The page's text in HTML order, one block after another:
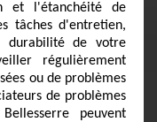
et l'étanchéité de
tâches d'entretien,
durabilité de votre
régulièrement
ou de problèmes
de problèmes
peuvent